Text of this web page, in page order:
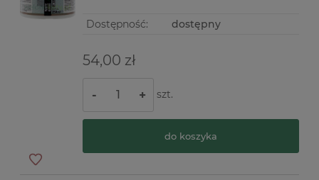
Dostępność: dostępny
54,00 zł
- + szt.
do koszyka